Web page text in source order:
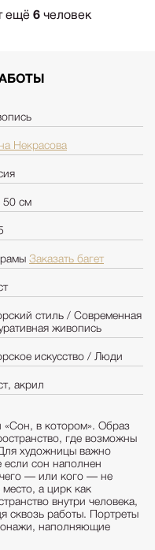
Некрасова
50 см
Заказать багет
стиль / Современная
живопись
искусство / Люди
акрил
«Сон, в котором». Образ
где возможны
художницы важно
если сон наполнен
чего — или кого — не
а цирк как
внутри человека,
сквозь работы. Портреты
наполняющие
ещё 6 человек